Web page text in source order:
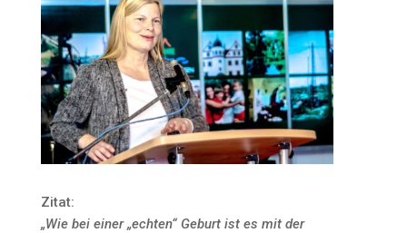
Zitat:
„Wie bei einer „echten“ Geburt ist es mit der